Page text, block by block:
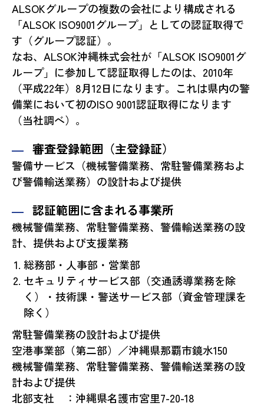
ALSOKグループの複数の会社により構成される
「ALSOK ISO9001グループ」としての認証取得で
す（グループ認証）。
なお、ALSOK沖縄株式会社が「ALSOK ISO9001グ
ループ」に参加して認証取得したのは、2010年
（平成22年）8月12日になります。これは県内の警
備業において初のISO 9001認証取得になります
（当社調べ）。
審査登録範囲（主登録証）
警備サービス（機械警備業務、常駐警備業務およ
び警備輸送業務）の設計および提供
認証範囲に含まれる事業所
機械警備業務、常駐警備業務、警備輸送業務の設
計、提供および支援業務
総務部・人事部・営業部
セキュリティサービス部（交通誘導業務を除
く）・技術課・警送サービス部（資金管理課を
除く）
常駐警備業務の設計および提供
空港事業部（第二部）／沖縄県那覇市鏡水150
機械警備業務、常駐警備業務、警備輸送業務の設
計および提供
北部支社 ：沖縄県名護市宮里7-20-18